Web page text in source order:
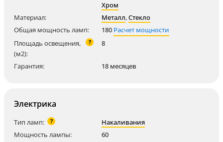
Хром
Материал:
Металл,Стекло
Общая мощность ламп:
180 Расчет мощности
Площадь освещения,
(м2):
? 8
Гарантия: 18 месяцев
Электрика
Тип ламп: ?
Накаливания
Мощность лампы:
60